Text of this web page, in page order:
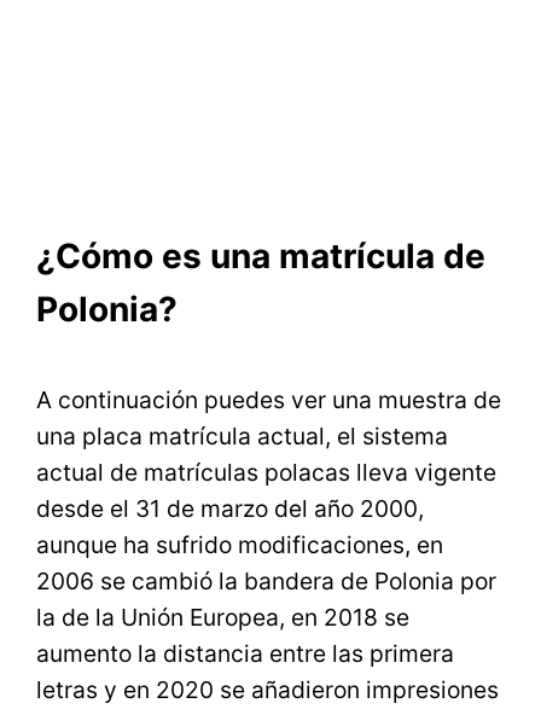
¿Cómo es una matrícula de
Polonia?
A continuación puedes ver una muestra de
una placa matrícula actual, el sistema
actual de matrículas polacas lleva vigente
desde el 31 de marzo del año 2000,
aunque ha sufrido modificaciones, en
2006 se cambió la bandera de Polonia por
la de la Unión Europea, en 2018 se
aumento la distancia entre las primera
letras y en 2020 se añadieron impresiones